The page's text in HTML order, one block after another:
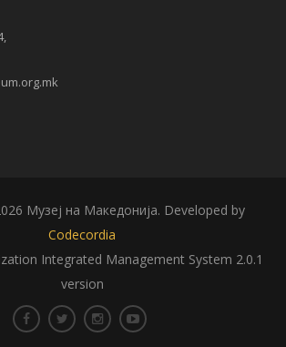
Музеј на Македонија. Developed by
Codecordia
Integrated Management System 2.0.1
version